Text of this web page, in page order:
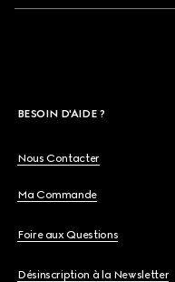
BESOIN D'AIDE ?
Nous Contacter
Ma Commande
Foire aux Questions
Désinscription à la Newsletter